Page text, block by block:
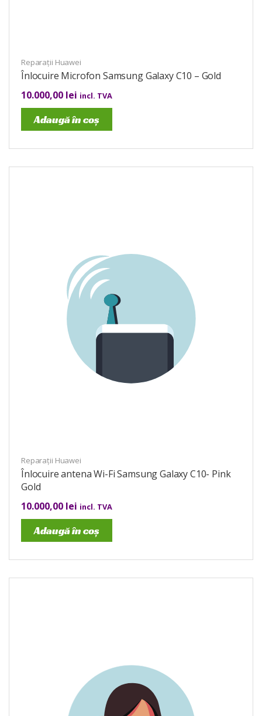
Reparații Huawei
Înlocuire Microfon Samsung Galaxy C10 – Gold
10.000,00 lei incl. TVA
Adaugă în coș
Reparații Huawei
Înlocuire antena Wi-Fi Samsung Galaxy C10- Pink
Gold
10.000,00 lei incl. TVA
Adaugă în coș